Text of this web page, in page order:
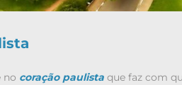
no coração paulista que faz com